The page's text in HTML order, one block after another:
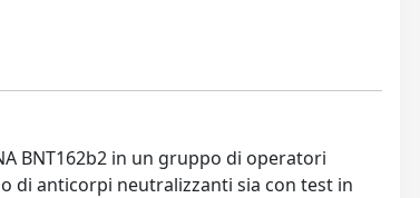
BNT162b2 in un gruppo di operatori
di anticorpi neutralizzanti sia con test in